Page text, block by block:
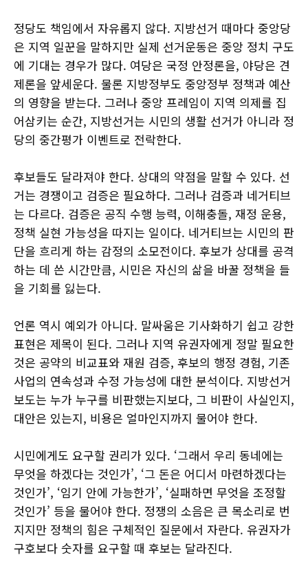
정당도 책임에서 자유롭지 않다. 지방선거 때마다 중앙당
은 지역 일꾼을 말하지만 실제 선거운동은 중앙 정치 구도
에 기대는 경우가 많다. 여당은 국정 안정론을, 야당은 견
제론을 앞세운다. 물론 지방정부도 중앙정부 정책과 예산
의 영향을 받는다. 그러나 중앙 프레임이 지역 의제를 집
어삼키는 순간, 지방선거는 시민의 생활 선거가 아니라 정
당의 중간평가 이벤트로 전락한다.
후보들도 달라져야 한다. 상대의 약점을 말할 수 있다. 선
거는 경쟁이고 검증은 필요하다. 그러나 검증과 네거티브
는 다르다. 검증은 공직 수행 능력, 이해충돌, 재정 운용,
정책 실현 가능성을 따지는 일이다. 네거티브는 시민의 판
단을 흐리게 하는 감정의 소모전이다. 후보가 상대를 공격
하는 데 쓴 시간만큼, 시민은 자신의 삶을 바꿀 정책을 들
을 기회를 잃는다.
언론 역시 예외가 아니다. 말싸움은 기사화하기 쉽고 강한
표현은 제목이 된다. 그러나 지역 유권자에게 정말 필요한
것은 공약의 비교표와 재원 검증, 후보의 행정 경험, 기존
사업의 연속성과 수정 가능성에 대한 분석이다. 지방선거
보도는 누가 누구를 비판했는지보다, 그 비판이 사실인지,
대안은 있는지, 비용은 얼마인지까지 물어야 한다.
시민에게도 요구할 권리가 있다. ‘그래서 우리 동네에는
무엇을 하겠다는 것인가’, ‘그 돈은 어디서 마련하겠다는
것인가’, ‘임기 안에 가능한가’, ‘실패하면 무엇을 조정할
것인가’ 등을 물어야 한다. 정쟁의 소음은 큰 목소리로 번
지지만 정책의 힘은 구체적인 질문에서 자란다. 유권자가
구호보다 숫자를 요구할 때 후보는 달라진다.